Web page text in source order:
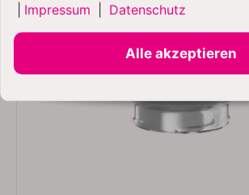
Impressum Datenschutz
Alle akzeptieren